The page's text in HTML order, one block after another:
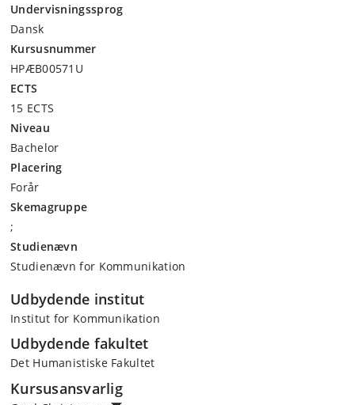
Undervisningssprog
Dansk
Kursusnummer
HPÆB00571U
ECTS
15 ECTS
Niveau
Bachelor
Placering
Forår
Skemagruppe
;
Studienævn
Studienævn for Kommunikation
Udbydende institut
Institut for Kommunikation
Udbydende fakultet
Det Humanistiske Fakultet
Kursusansvarlig